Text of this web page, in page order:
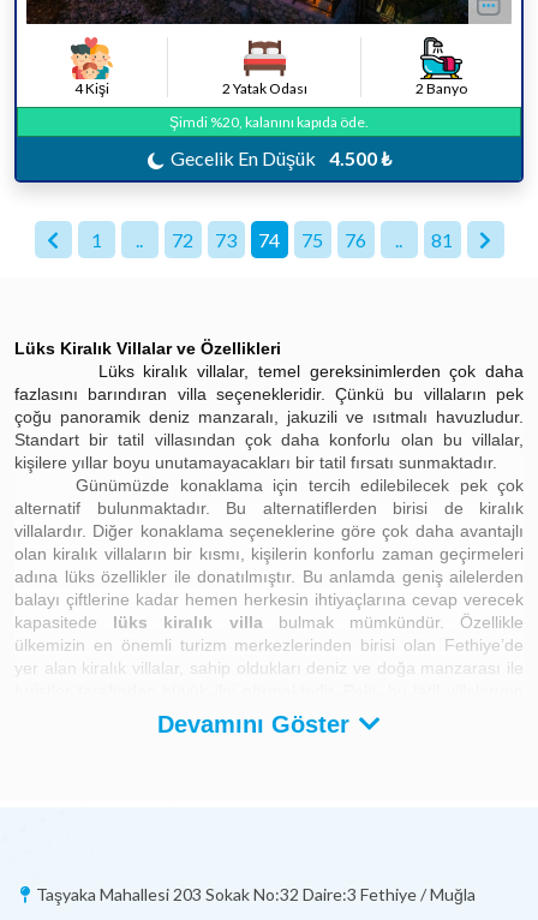
4 Kişi 2 Yatak Odası
2 Banyo
Şimdi %20, kalanını kapıda öde.
Gecelik En Düşük 4.500 ₺
1 .. 72 73 74 75 76 .. 81
Lüks Kiralık Villalar ve Özellikleri
Lüks kiralık villalar, temel gereksinimlerden çok daha
fazlasını barındıran villa seçenekleridir. Çünkü bu villaların pek
çoğu panoramik deniz manzaralı, jakuzili ve ısıtmalı havuzludur.
Standart bir tatil villasından çok daha konforlu olan bu villalar,
kişilere yıllar boyu unutamayacakları bir tatil fırsatı sunmaktadır.
Günümüzde konaklama için tercih edilebilecek pek çok
alternatif bulunmaktadır. Bu alternatiflerden birisi de kiralık
villalardır. Diğer konaklama seçeneklerine göre çok daha avantajlı
olan kiralık villaların bir kısmı, kişilerin konforlu zaman geçirmeleri
adına lüks özellikler ile donatılmıştır. Bu anlamda geniş ailelerden
balayı çiftlerine kadar hemen herkesin ihtiyaçlarına cevap verecek
kapasitede lüks kiralık villa
bulmak mümkündür. Özellikle
ülkemizin en önemli turizm merkezlerinden birisi olan Fethiye’de
yer alan kiralık villalar, sahip oldukları deniz ve doğa manzarası ile
sahip olduğu lüks özellikler nelerdir?
Devamını Göster
Taşyaka Mahallesi 203 Sokak No:32 Daire:3 Fethiye / Muğla